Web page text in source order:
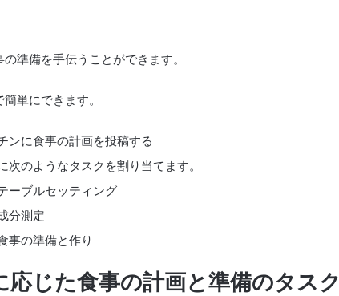
準備を手伝うことができます。
単にできます。
ンに食事の計画を投稿する
次のようなタスクを割り当てます。
ーブルセッティング
分測定
事の準備と作り
応じた食事の計画と準備のタスク